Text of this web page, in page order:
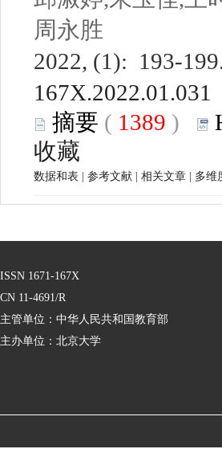
周永胜
2022, (1): 193-
167X.2022.01.031
摘要 ( 1389 )
收藏
数据和表 参考文献 相关文章 多维
ISSN 1671-167X
CN 11-4691/R
主管单位：中华人民共和国教育部
主办单位：北京大学